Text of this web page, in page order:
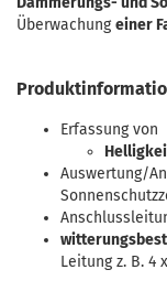
Überwachungeiner
Erfassung von
Auswertung/
Leitung z. B. 4